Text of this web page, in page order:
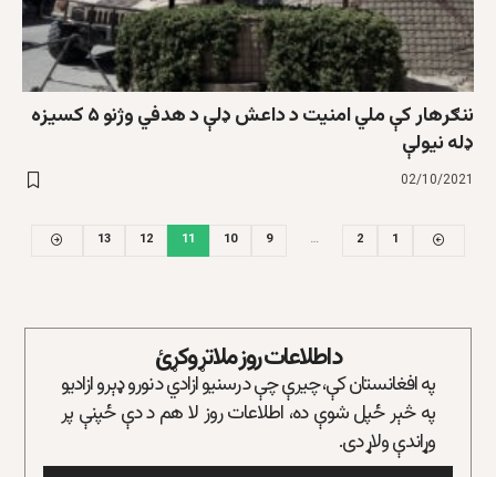
ننګرهار کې ملي امنیت د داعش ډلې د هدفي وژنو ۵ کسیزه
ډله نیولې
02/10/2021
1
2
…
9
10
11
12
13
د اطلاعات روز ملاتړ وکړئ
په افغانستان کې، چیرې چې د رسنیو ازادي د نورو ډېرو ازادیو
په څېر ځپل شوې ده، اطلاعات روز لا هم د دې ځپنې پر
وړاندې ولاړ دی.